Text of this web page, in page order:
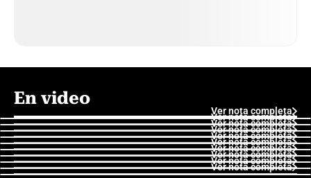
En video
Ver nota completa
Ver nota completa
Ver nota completa
Ver nota completa
Ver nota completa
Ver nota completa
Ver nota completa
Ver nota completa
Ver nota completa
Ver nota completa